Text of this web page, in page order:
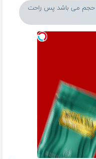
حجم می باشد پس راحت